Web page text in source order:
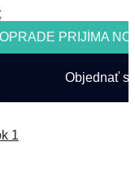
PRIJÍMA
Objednať